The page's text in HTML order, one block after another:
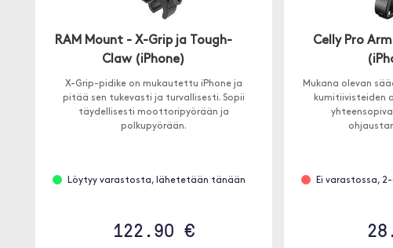
RAM Mount - X-Grip ja Tough-
Claw (iPhone)
X-Grip-pidike on mukautettu iPhone ja
pitää sen tukevasti ja turvallisesti. Sopii
täydellisesti moottoripyörään ja
polkupyörään.
Löytyy varastosta, lähetetään tänään
122.90 €
Celly Pro
Mukana olevan
kumitiivisteiden
Ei varastossa,